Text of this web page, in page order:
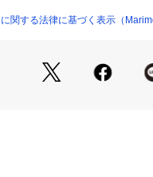
関する法律に基づく表示（